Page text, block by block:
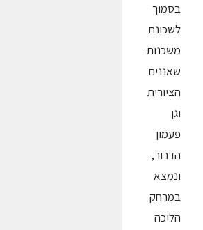
בסמוך
לשכונת
משכנות
שאננים
הציורית
וגן
פעמון
הדרור,
ונמצא
במרחק
הליכה